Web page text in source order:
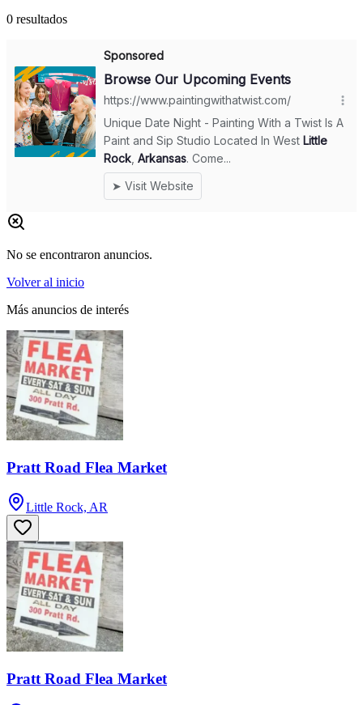
0 resultados
No se encontraron anuncios.
Volver al inicio
Más anuncios de interés
Pratt Road Flea Market
Little Rock, AR
Pratt Road Flea Market